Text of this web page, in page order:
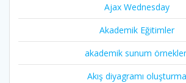
Ajax Wednesday
Akademik Eğitimler
akademik sunum
Akış diyagramı oluşturma